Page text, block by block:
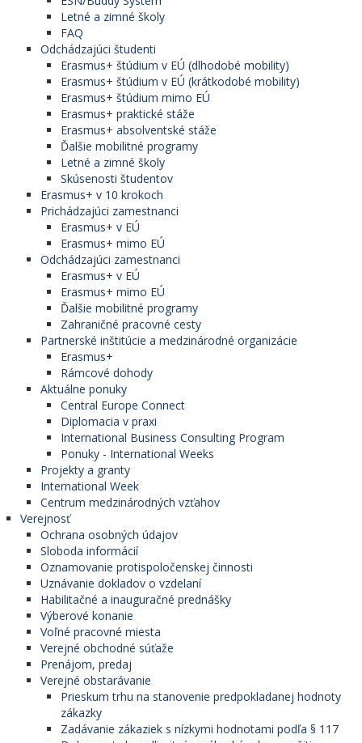
Letné a zimné školy
FAQ
Odchádzajúci študenti
Erasmus+ štúdium v EÚ (dlhodobé mobility)
Erasmus+ štúdium v EÚ (krátkodobé mobility)
Erasmus+ štúdium mimo EÚ
Erasmus+ praktické stáže
Erasmus+ absolventské stáže
Ďalšie mobilitné programy
Letné a zimné školy
Skúsenosti študentov
Erasmus+ v 10 krokoch
Prichádzajúci zamestnanci
Erasmus+ v EÚ
Erasmus+ mimo EÚ
Odchádzajúci zamestnanci
Erasmus+ v EÚ
Erasmus+ mimo EÚ
Ďalšie mobilitné programy
Zahraničné pracovné cesty
Partnerské inštitúcie a medzinárodné organizácie
Erasmus+
Rámcové dohody
Aktuálne ponuky
Central Europe Connect
Diplomacia v praxi
International Business Consulting Program
Ponuky - International Weeks
Projekty a granty
International Week
Centrum medzinárodných vzťahov
Verejnosť
Ochrana osobných údajov
Sloboda informácií
Oznamovanie protispoločenskej činnosti
Uznávanie dokladov o vzdelaní
Habilitačné a inauguračné prednášky
Výberové konanie
Voľné pracovné miesta
Verejné obchodné súťaže
Prenájom, predaj
Verejné obstarávanie
Prieskum trhu na stanovenie predpokladanej hodnoty
zákazky
Zadávanie zákaziek s nízkymi hodnotami podľa § 117